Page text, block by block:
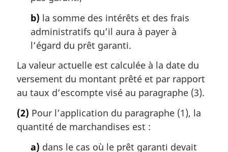
b) la somme des intérêts et des frais
administratifs qu’il aura à payer à
l’égard du prêt garanti.
La valeur actuelle est calculée à la date du
versement du montant prêté et par rapport
au taux d’escompte visé au paragraphe (3).
(2) Pour l’application du paragraphe (1), la
quantité de marchandises est :
a) dans le cas où le prêt garanti devait